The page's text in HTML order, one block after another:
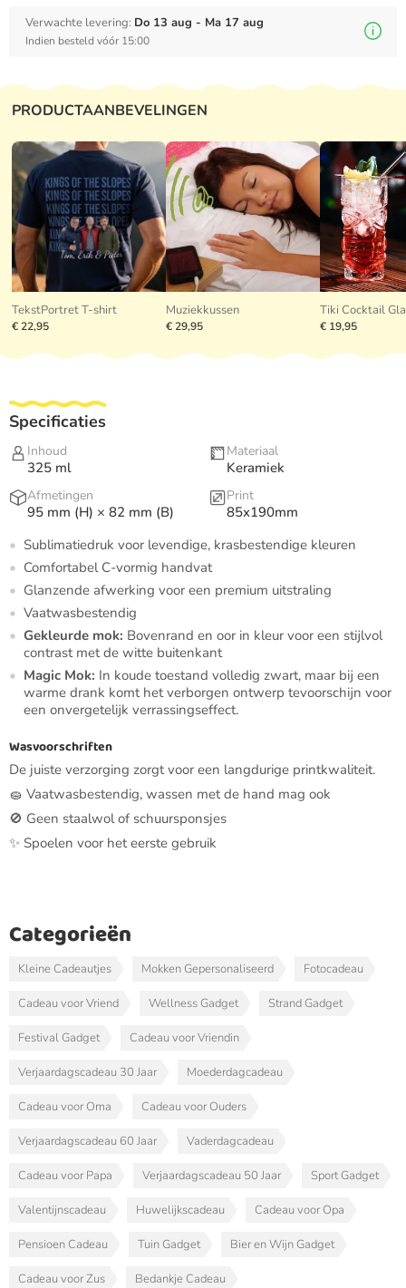
Verwachte levering: Do 13 aug - Ma 17 aug
Indien besteld vóór 15:00
PRODUCTAANBEVELINGEN
TekstPortret T-shirt
€ 22,95
Muziekkussen
€ 29,95 € 19,95
Categorieën
Kleine Cadeautjes Mokken Gepersonaliseerd Fotocadeau
Cadeau voor Vriend Wellness Gadget Strand Gadget
Festival Gadget Cadeau voor Vriendin
Verjaardagscadeau 30 Jaar Moederdagcadeau
Cadeau voor Oma Cadeau voor Ouders
Verjaardagscadeau 60 Jaar Vaderdagcadeau
Cadeau voor Papa Verjaardagscadeau 50 Jaar Sport Gadget
Valentijnscadeau Huwelijkscadeau Cadeau voor Opa
Pensioen Cadeau Tuin Gadget Bier en Wijn Gadget
Cadeau voor Zus Bedankje Cadeau
Specificaties
Inhoud
325 ml
Materiaal
Keramiek
Afmetingen
95 mm (H) × 82 mm (B)
Print
85x190mm
Sublimatiedruk voor levendige, krasbestendige kleuren
Comfortabel C-vormig handvat
Glanzende afwerking voor een premium uitstraling
Vaatwasbestendig
Gekleurde mok: Bovenrand en oor in kleur voor een stijlvol
contrast met de witte buitenkant
Magic Mok: In koude toestand volledig zwart, maar bij een
warme drank komt het verborgen ontwerp tevoorschijn voor
een onvergetelijk verrassingseffect.
Wasvoorschriften
De juiste verzorging zorgt voor een langdurige printkwaliteit.
🧽 Vaatwasbestendig, wassen met de hand mag ook
🚫 Geen staalwol of schuursponsjes
✨ Spoelen voor het eerste gebruik